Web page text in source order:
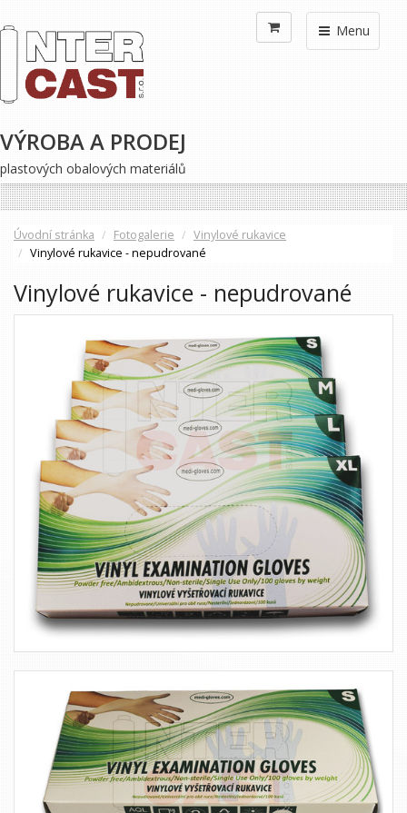
Menu
VÝROBA A PRODEJ
plastových obalových materiálů
Úvodní stránka Fotogalerie
Vinylové rukavice
Vinylové rukavice - nepudrované
Vinylové rukavice - nepudrované